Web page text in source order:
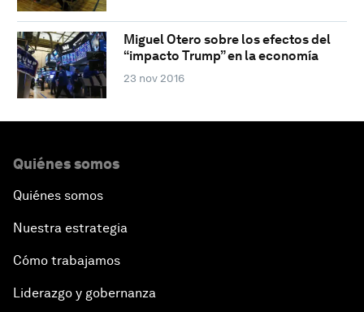
Miguel Otero sobre los efectos del
“impacto Trump” en la economía
23 nov 2016
Quiénes somos
Quiénes somos
Nuestra estrategia
Cómo trabajamos
Liderazgo y gobernanza